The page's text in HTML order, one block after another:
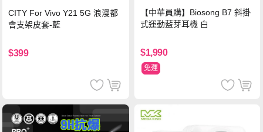
CITY For Vivo Y21 5G 浪漫都
會支架皮套-藍
$399
【中華員購】Biosong B7 斜掛
式運動藍芽耳機 白
$1,990
免運